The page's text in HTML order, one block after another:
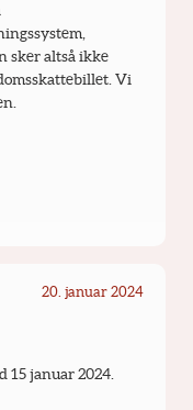
sker altså ikke
Vi
20. januar 2024
15 januar 2024.